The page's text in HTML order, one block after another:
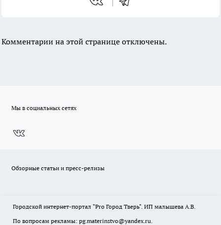
Комментарии на этой странице отключены.
Мы в социальных сетях
Обзорные статьи и пресс-релизы
Городской интернет-портал "Pro Город Тверь". ИП малышева А.В.
По вопросам рекламы: pg.materinstvo@yandex.ru.